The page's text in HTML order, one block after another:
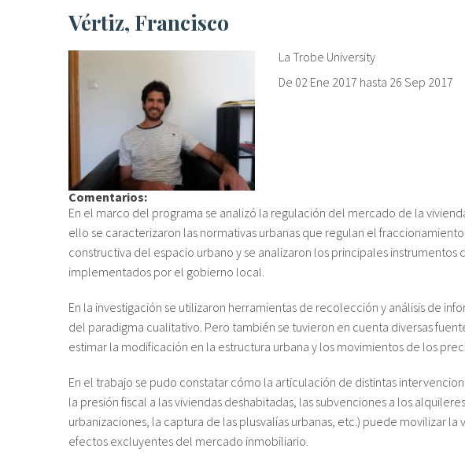
Vértiz, Francisco
La Trobe University
De 02 Ene 2017 hasta 26 Sep 2017
Comentarios:
En el marco del programa se analizó la regulación del mercado de la
ello se caracterizaron las normativas urbanas que regulan el
constructiva del espacio urbano y se analizaron los principales
implementados por el gobierno local.
En la investigación se utilizaron herramientas de recolección y análisis de
del paradigma cualitativo. Pero también se tuvieron en cuenta diversas
estimar la modificación en la estructura urbana y los movimientos de los
En el trabajo se pudo constatar cómo la articulación de distintas
la presión fiscal a las viviendas deshabitadas, las subvenciones a los
urbanizaciones, la captura de las plusvalías urbanas, etc.) puede movilizar la
efectos excluyentes del mercado inmobiliario.